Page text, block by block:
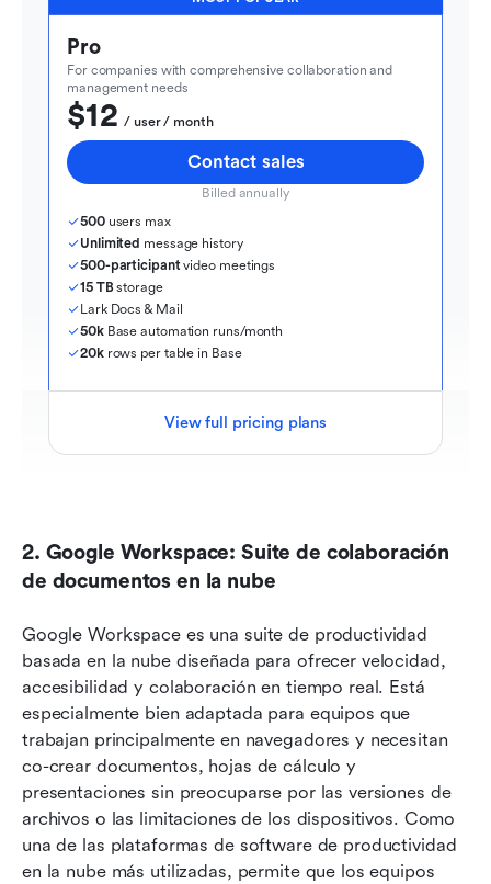
Pro
For companies with comprehensive collaboration and
management needs
$12
  / user / month
Contact sales
Billed annually
500 users max
Unlimited message history
500-participant video meetings
15 TB storage
Lark Docs & Mail
50k Base automation runs/month
20k rows per table in Base
View full pricing plans
2. Google Workspace: Suite de colaboración
de documentos en la nube
Google Workspace es una suite de productividad
basada en la nube diseñada para ofrecer velocidad,
accesibilidad y colaboración en tiempo real. Está
especialmente bien adaptada para equipos que
trabajan principalmente en navegadores y necesitan
co-crear documentos, hojas de cálculo y
presentaciones sin preocuparse por las versiones de
archivos o las limitaciones de los dispositivos. Como
una de las plataformas de software de productividad
en la nube más utilizadas, permite que los equipos